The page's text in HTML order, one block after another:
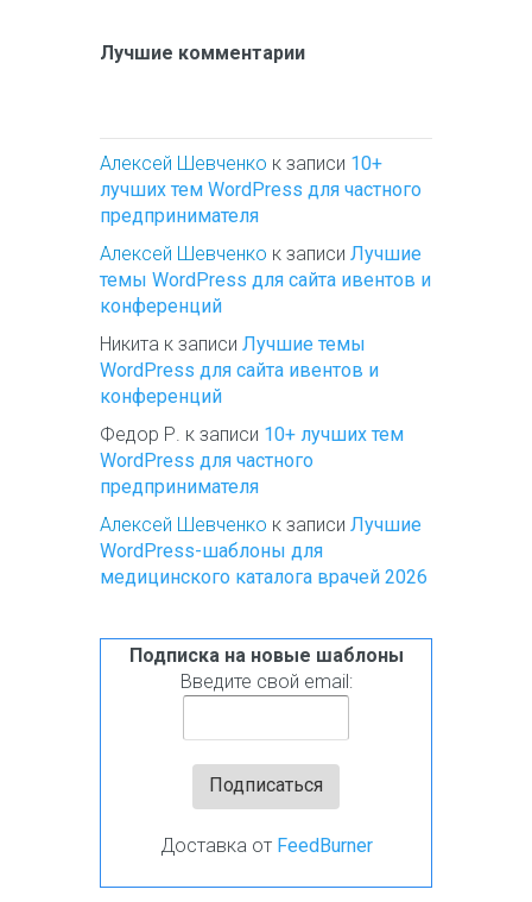
Лучшие комментарии
Алексей Шевченко к записи 10+
лучших тем WordPress для частного
предпринимателя
Алексей Шевченко к записи Лучшие
темы WordPress для сайта ивентов и
конференций
Никита к записи Лучшие темы
WordPress для сайта ивентов и
конференций
Федор Р. к записи 10+ лучших тем
WordPress для частного
предпринимателя
Алексей Шевченко к записи Лучшие
WordPress-шаблоны для
медицинского каталога врачей 2026
Подписка на новые шаблоны
Введите свой email:
Доставка от FeedBurner